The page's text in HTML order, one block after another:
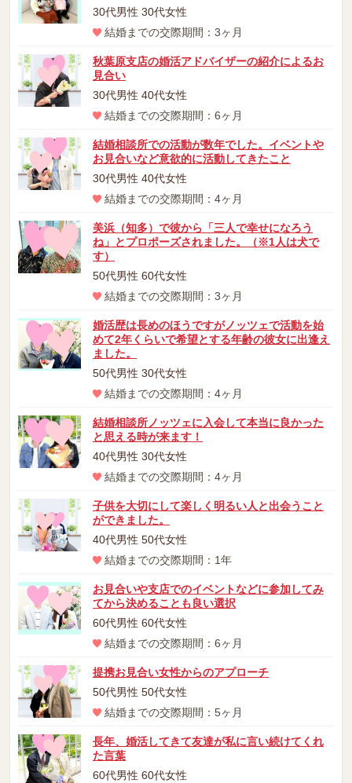
30代男性 30代女性
結婚までの交際期間：3ヶ月
秋葉原支店の婚活アドバイザーの紹介によるお
見合い
30代男性 40代女性
結婚までの交際期間：6ヶ月
結婚相談所での活動が数年でした。イベントや
お見合いなど意欲的に活動してきたこと
30代男性 40代女性
結婚までの交際期間：4ヶ月
美浜（知多）で彼から「三人で幸せになろう
ね」とプロポーズされました。（※1人は犬で
す）
50代男性 60代女性
結婚までの交際期間：3ヶ月
婚活歴は長めのほうですがノッツェで活動を始
めて2年くらいで希望とする年齢の彼女に出逢え
ました。
50代男性 30代女性
結婚までの交際期間：4ヶ月
結婚相談所ノッツェに入会して本当に良かった
と思える時が来ます！
40代男性 30代女性
結婚までの交際期間：4ヶ月
子供を大切にして楽しく明るい人と出会うこと
ができました。
40代男性 50代女性
結婚までの交際期間：1年
お見合いや支店でのイベントなどに参加してみ
てから決めることも良い選択
60代男性 60代女性
結婚までの交際期間：6ヶ月
提携お見合い女性からのアプローチ
50代男性 50代女性
結婚までの交際期間：5ヶ月
長年、婚活してきて友達が私に言い続けてくれ
た言葉
60代男性 60代女性